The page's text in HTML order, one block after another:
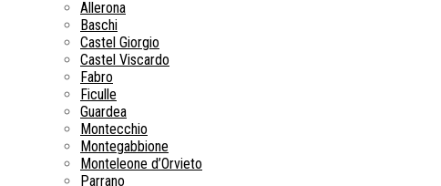
Allerona
Baschi
Castel Giorgio
Castel Viscardo
Fabro
Ficulle
Guardea
Montecchio
Montegabbione
Monteleone d’Orvieto
Parrano